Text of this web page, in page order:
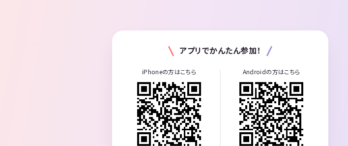
アプリでかんたん参加！
iPhoneの方はこちら Androidの方はこちら